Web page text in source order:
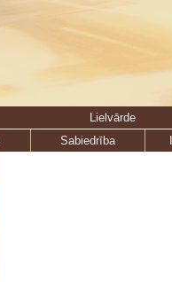
Lielvārde
Sabiedrība